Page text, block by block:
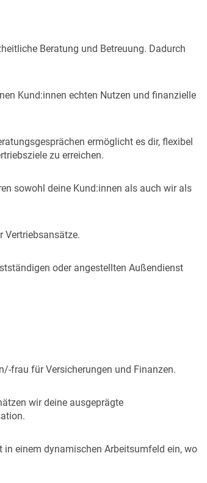
Beratung und Betreuung. Dadurch
Kund:innen echten Nutzen und finanzielle
ermöglicht es dir, flexibel
zu erreichen.
sowohl deine Kund:innen als auch wir als
Vertriebsansätze.
oder angestellten Außendienst
frau für Versicherungen und Finanzen.
wir deine ausgeprägte
einem dynamischen Arbeitsumfeld ein, wo